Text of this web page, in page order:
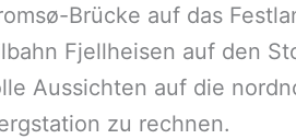
Brücke auf das
Fjellheisen auf den
Aussichten auf die
zu rechnen.